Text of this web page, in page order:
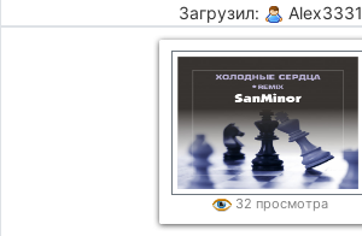
Загрузил:
Alex3331
32 просмотра